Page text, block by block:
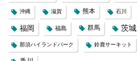
沖縄 滋賀 熊本 石川
福岡 福島 群馬 茨城
那須ハイランドパーク 鈴鹿サーキット